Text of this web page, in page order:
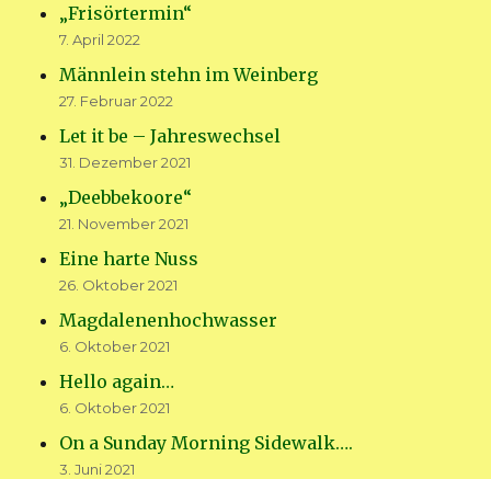
„Frisörtermin“
7. April 2022
Männlein stehn im Weinberg
27. Februar 2022
Let it be – Jahreswechsel
31. Dezember 2021
„Deebbekoore“
21. November 2021
Eine harte Nuss
26. Oktober 2021
Magdalenenhochwasser
6. Oktober 2021
Hello again…
6. Oktober 2021
On a Sunday Morning Sidewalk….
3. Juni 2021